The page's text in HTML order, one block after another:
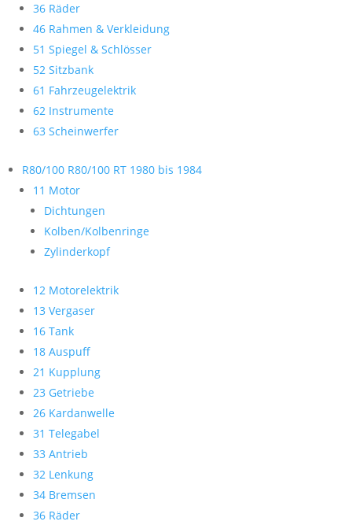
36 Räder
46 Rahmen & Verkleidung
51 Spiegel & Schlösser
52 Sitzbank
61 Fahrzeugelektrik
62 Instrumente
63 Scheinwerfer
R80/100 R80/100 RT 1980 bis 1984
11 Motor
Dichtungen
Kolben/Kolbenringe
Zylinderkopf
12 Motorelektrik
13 Vergaser
16 Tank
18 Auspuff
21 Kupplung
23 Getriebe
26 Kardanwelle
31 Telegabel
33 Antrieb
32 Lenkung
34 Bremsen
36 Räder